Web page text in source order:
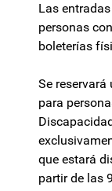
Las
personas
boleterías
Se
para
que estará
partir de las